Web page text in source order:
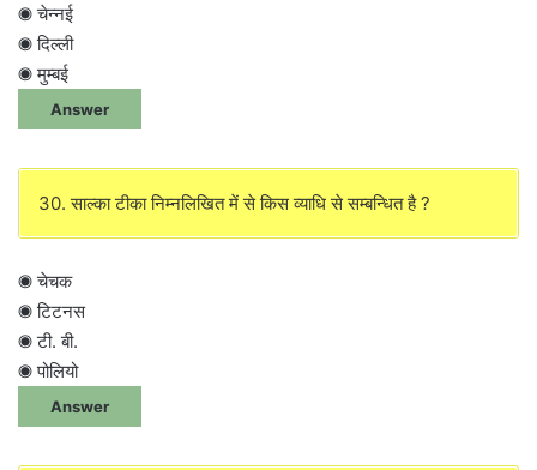
◉ चेन्नई
◉ दिल्ली
◉ मुम्बई
Answer
30. साल्का टीका निम्नलिखित में से किस व्याधि से सम्बन्धित है ?
◉ चेचक
◉ टिटनस
◉ टी. बी.
◉ पोलियो
Answer